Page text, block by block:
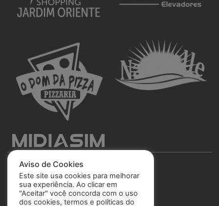
São José Esporte Clube
Aviso de Cookies
Este site usa cookies para melhorar
sua experiência. Ao clicar em
"Aceitar" você concorda com o uso
dos cookies, termos e políticas do